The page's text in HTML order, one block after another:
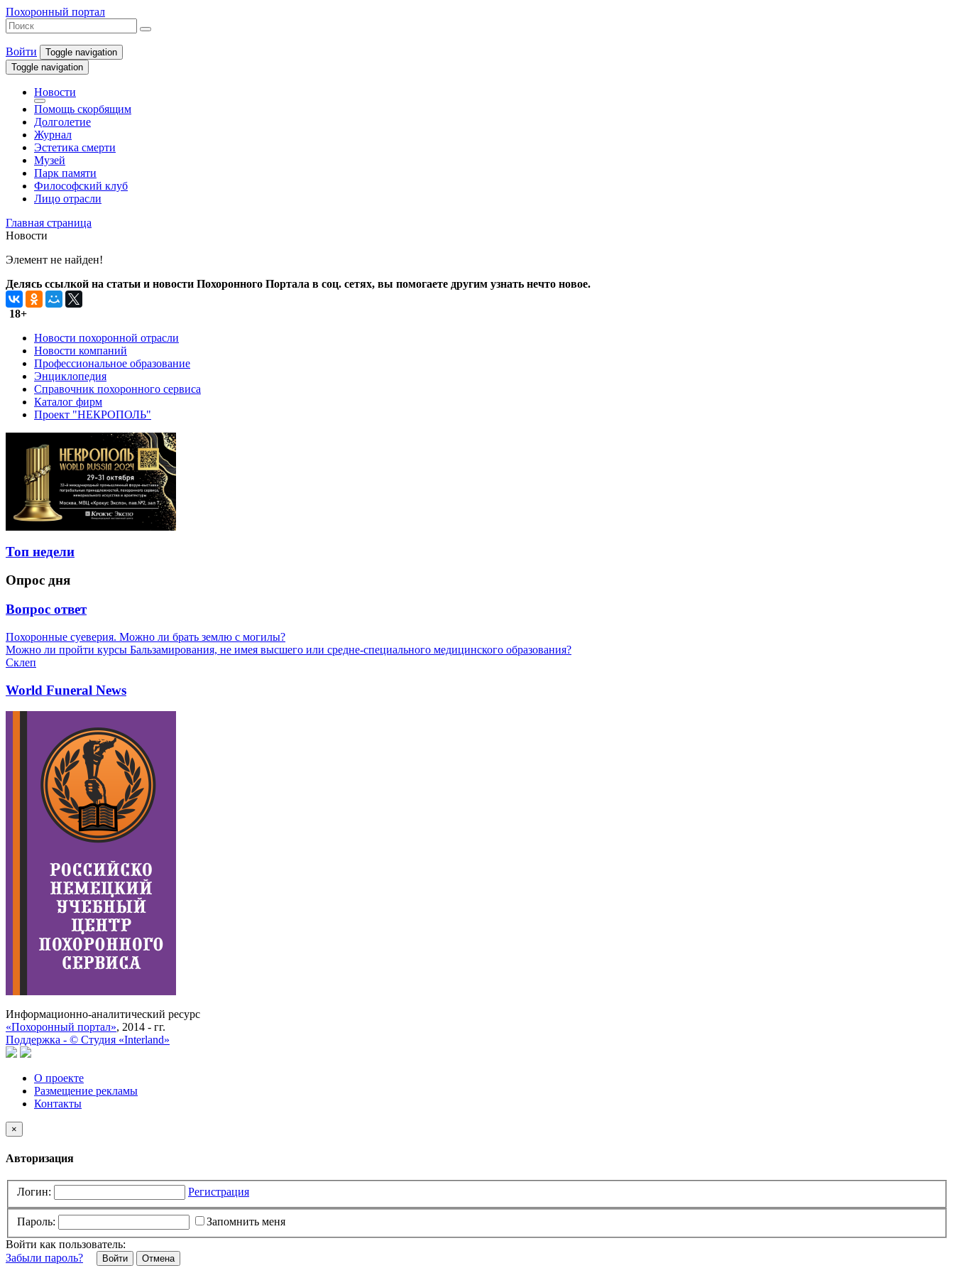
Похоронный портал
Войти
Toggle navigation
Toggle navigation
Новости
Помощь скорбящим
Долголетие
Журнал
Эстетика смерти
Музей
Парк памяти
Философский клуб
Лицо отрасли
Главная страница
Новости
Элемент не найден!
Делясь ссылкой на статьи и новости Похоронного Портала в соц. сетях, вы помогаете другим узнать нечто новое.
18+
Новости похоронной отрасли
Новости компаний
Профессиональное образование
Энциклопедия
Справочник похоронного сервиса
Каталог фирм
Проект "НЕКРОПОЛЬ"
Топ недели
Опрос дня
Вопрос ответ
Похоронные суеверия. Можно ли брать землю с могилы?
Можно ли пройти курсы Бальзамирования, не имея высшего или средне-специального медицинского образования?
Склеп
World Funeral News
Информационно-аналитический ресурс
«Похоронный портал», 2014 - гг.
Поддержка - © Cтудия «Interland»
О проекте
Размещение рекламы
Контакты
×
Авторизация
Логин: Регистрация
Пароль:
Запомнить меня
Войти как пользователь:
Забыли пароль?
Отмена